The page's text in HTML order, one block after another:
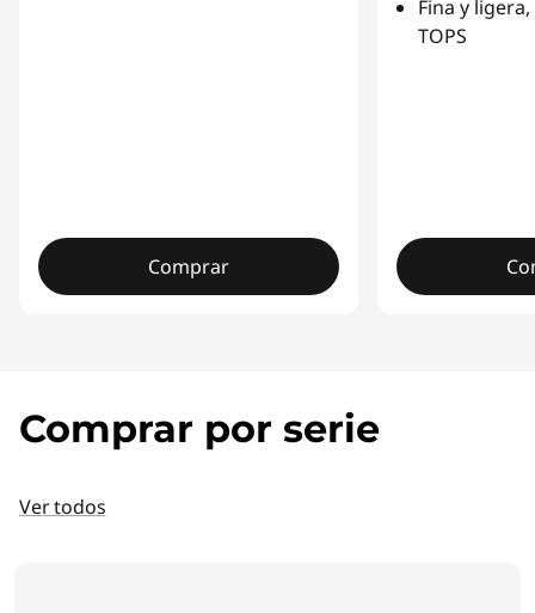
Comprar
Fina y
TOPS
Comprar por serie
Ver todos